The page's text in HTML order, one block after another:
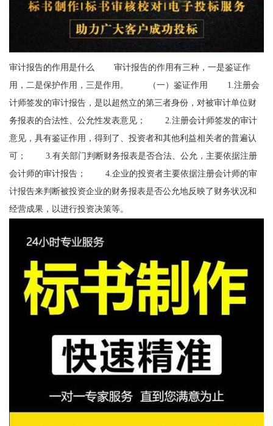
审计报告的作用是什么 审计报告的作用有三种，一是鉴证作
用，二是保护作用，三是作用。 （一）鉴证作用 1.注册会
计师签发的审计报告，是以超然立的第三者身份，对被审计单位财
务报表的合法性、公允性发表意见； 2.注册会计师签发的审计
意见，具有鉴证作用，得到了、投资者和其他利益相关者的普遍认
可； 3.有关部门判断财务报表是否合法、公允，主要依据注册
会计师的审计报告； 4.企业的投资者主要依据注册会计师的审
计报告来判断被投资企业的财务报表是否公允地反映了财务状况和
经营成果，以进行投资决策等。